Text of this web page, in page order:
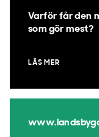
Varför får den
som gör mest?
LÄS MER